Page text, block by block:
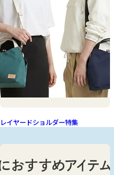
レイヤードショルダー特集